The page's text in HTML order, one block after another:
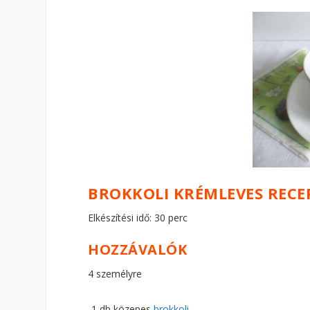
BROKKOLI KRÉMLEVES
Elkészítési idő: 30 perc
HOZZÁVALÓK
4 személyre